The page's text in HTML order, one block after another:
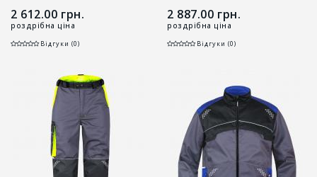
2 612.00 грн.
роздрібна ціна
Відгуки (0)
2 887.00 грн.
роздрібна ціна
Відгуки (0)